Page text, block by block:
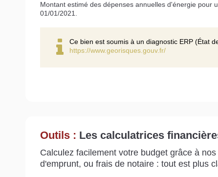
Montant estimé des dépenses annuelles d'énergie pour
01/01/2021.
Ce bien est soumis à un diagnostic ERP (État
https://www.georisques.gouv.fr/
Outils : Les calculatrices
Calculez facilement votre budget grâce à
d'emprunt, ou frais de notaire : tout est plus